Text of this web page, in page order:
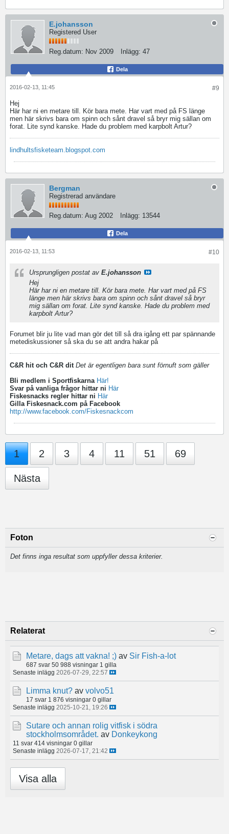
E.johansson
Registered User
Reg.datum: Nov 2009 Inlägg: 47
Dela
#9
2016-02-13, 11:45
Hej
Här har ni en metare till. Kör bara mete. Har vart med på FS länge
men här skrivs bara om spinn och sånt dravel så bryr mig sällan om
forat. Lite synd kanske. Hade du problem med karpbolt Artur?
lindhultsfisketeam.blogspot.com
Bergman
Registrerad användare
Reg.datum: Aug 2002 Inlägg: 13544
Dela
#10
2016-02-13, 11:53
Ursprungligen postat av E.johansson
Hej
Här har ni en metare till. Kör bara mete. Har vart med på FS
länge men här skrivs bara om spinn och sånt dravel så bryr
mig sällan om forat. Lite synd kanske. Hade du problem med
karpbolt Artur?
Forumet blir ju lite vad man gör det till så dra igång ett par spännande
metediskussioner så ska du se att andra hakar på
C&R hit och C&R dit Det är egentligen bara sunt förnuft som gäller
Bli medlem i Sportfiskarna Här!
Svar på vanliga frågor hittar ni Här
Fiskesnacks regler hittar ni Här
Gilla Fiskesnack.com på Facebook
http://www.facebook.com/Fiskesnackcom
1 2 3 4 11 51 69
Nästa
Foton
Det finns inga resultat som uppfyller dessa kriterier.
Relaterat
Metare, dags att vakna! ;) av Sir Fish-a-lot
687 svar 50 988 visningar 1 gilla
Senaste inlägg 2026-07-29, 22:57
Limma knut? av volvo51
17 svar 1 876 visningar 0 gillar
Senaste inlägg 2025-10-21, 19:26
Sutare och annan rolig vitfisk i södra
stockholmsområdet. av Donkeykong
11 svar 414 visningar 0 gillar
Senaste inlägg 2026-07-17, 21:42
Visa alla